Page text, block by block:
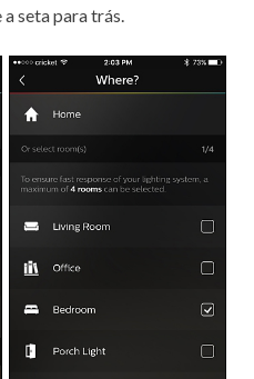
seta para trás.